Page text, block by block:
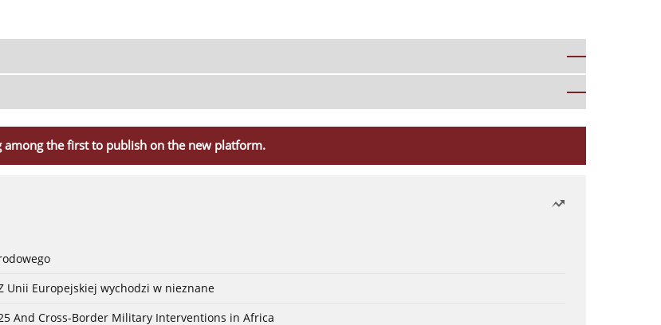
among the first to publish on the new platform.
Unii Europejskiej wychodzi w nieznane
And Cross-Border Military Interventions in Africa